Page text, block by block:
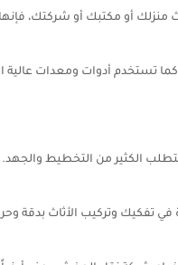
منزلك أو مكتبك أو شركتك،
أدوات ومعدات عالية
الكثير من التخطيط والجهد.
تفكيك وتركيب الأثاث بدقة